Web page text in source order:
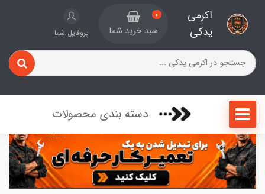
اکرمی
یدکی
0
سبد خرید شما پروفایل شما
دسته بندی محصولات